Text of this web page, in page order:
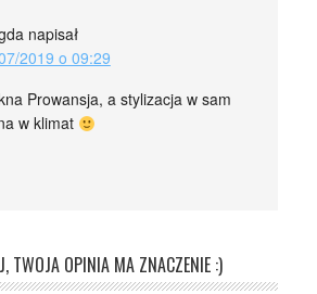
napisał
2019 o 09:29
Prowansja, a stylizacja w sam
w klimat
TWOJA OPINIA MA ZNACZENIE :)